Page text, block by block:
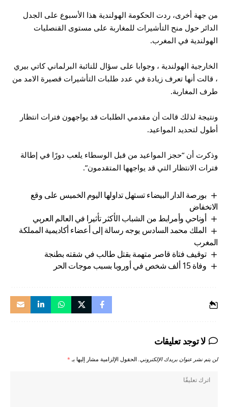
من جهة أخرى، ردت الحكومة الهولندية هذا الأسبوع على الجدل
الدائر حول منح التأشيرات للمغاربة على مستوى القنصليات
الهولندية في المغرب.
الخارجية الهولندية ، وجوابا على سؤال للنائبة البرلماني كاتي بيري
، قالت أنها تعرف زيادة في عدد طلبات التأشيرات قصيرة الامد من
طرف المغاربة.
ونتيجة لذلك قالت أن مقدمي الطلبات قد يواجهون فترات انتظار
أطول لتحديد المواعيد.
وذكرت أن “حجز المواعيد من قبل الوسطاء يلعب دورًا في إطالة
فترات الانتظار التي قد يواجهها المتقدمون”.
بورصة الدار البيضاء تستهل تداولها اليوم الخميس على وقع
الانخفاض
أوناحي وأمرابط من الشباب الأكثر تأثيرا في العالم العربي
الملك محمد السادس يوجه رسالة إلى أعضاء أكاديمية المملكة
المغرب
توقيف فتاة قاصر متهمة بقتل طالب في شقته بطنجة
وفاة 15 ألف شخص في أوروبا بسبب موجات الحر
لا توجد تعليقات
لن يتم نشر عنوان بريدك الإلكتروني. الحقول الإلزامية مشار إليها بـ*